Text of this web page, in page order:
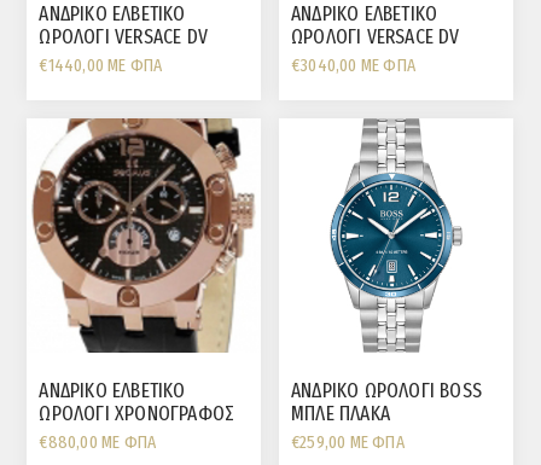
ΑΝΔΡΙΚΟ ΕΛΒΕΤΙΚΟ
ΩΡΟΛΟΓΙ VERSACE DV
AYTOMATO MASTER 20A
€1440,00 ΜΕ ΦΠΑ
ΑΝΔΡΙΚΟ ΕΛΒΕΤΙΚΟ
ΩΡΟΛΟΓΙ VERSACE DV
AYTOMATO ΛΕΥΚΟ
€3040,00 ΜΕ ΦΠΑ
ΑΝΔΡΙΚΟ ΕΛΒΕΤΙΚΟ
ΩΡΟΛΟΓΙ ΧΡΟΝΟΓΡΑΦΟΣ
SECULUS ΜΕ ΜΠΡΟΝΖΕ
€880,00 ΜΕ ΦΠΑ
ΑΝΔΡΙΚΟ ΩΡΟΛΟΓΙ BOSS
ΜΠΛΕ ΠΛΑΚΑ
ΗΜΕΡΟΜΗΝΙΑ ΜΠΡΑΣΕΛΕ
€259,00 ΜΕ ΦΠΑ